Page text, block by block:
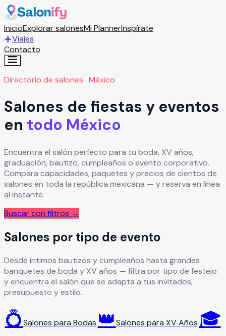
InicioExplorar salonesMi PlannerInspírate
Viajes
Contacto
Directorio de salones · México
Salones de fiestas y eventos
en todo México
Encuentra el salón perfecto para tu boda, XV años,
graduación, bautizo, cumpleaños o evento corporativo.
Compara capacidades, paquetes y precios de cientos de
salones en toda la república mexicana — y reserva en línea
al instante.
Buscar con filtros →
Salones por tipo de evento
Desde íntimos bautizos y cumpleaños hasta grandes
banquetes de boda y XV años — filtra por tipo de festejo
y encuentra el salón que se adapta a tus invitados,
presupuesto y estilo.
💍Salones para Bodas 👑Salones para XV Años 🎓